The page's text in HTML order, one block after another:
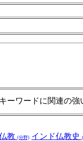
ーワードに関連の強
教 (分野) インド仏教史